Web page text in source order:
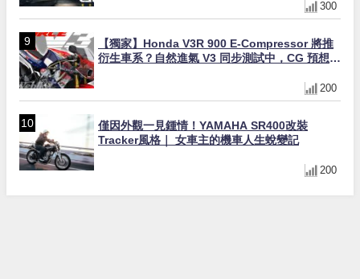
300
【獨家】Honda V3R 900 E-Compressor 將推
衍生車系？自然進氣 V3 同步測試中，CG 預想曝
200
僅因外觀一見鍾情！YAMAHA SR400改裝
Tracker風格｜ 女車主的機車人生蛻變記
200